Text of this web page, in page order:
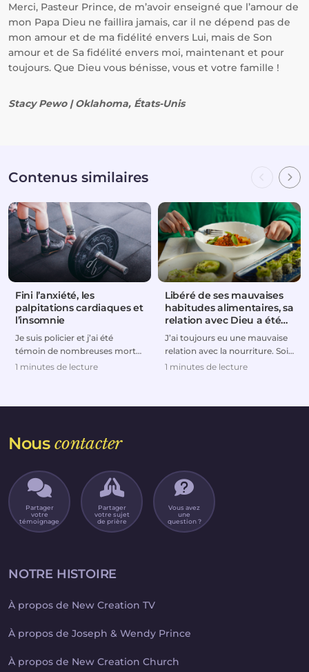
Merci, Pasteur Prince, de m’avoir enseigné que l’amour de
mon Papa Dieu ne faillira jamais, car il ne dépend pas de
mon amour et de ma fidélité envers Lui, mais de Son
amour et de Sa fidélité envers moi, maintenant et pour
toujours. Que Dieu vous bénisse, vous et votre famille !
Stacy Pewo | Oklahoma, États-Unis
Contenus similaires
Fini l’anxiété, les
palpitations cardiaques et
l’insomnie
Je suis policier et j’ai été
témoin de nombreuses morts
et de beaucoup de souffrances
1 minutes de lecture
Libéré de ses mauvaises
habitudes alimentaires, sa
relation avec Dieu a été
rétablie
J’ai toujours eu une mauvaise
relation avec la nourriture. Soit
je mangeais trop, soit je suivais
1 minutes de lecture
Nouscontacter
Partager
votre
témoignage
Partager
votre sujet
de prière
Vous avez
une
question ?
NOTRE HISTOIRE
À propos de New Creation TV
À propos de Joseph & Wendy Prince
À propos de New Creation Church